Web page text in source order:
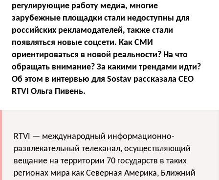
регулирующие работу медиа, многие
зарубежные площадки стали недоступны для
российских рекламодателей, также стали
появляться новые соцсети. Как СМИ
ориентироваться в новой реальности? На что
обращать внимание? За какими трендами идти?
Об этом в интервью для Sostav рассказала CEO
RTVI Ольга Пивень.
RTVI — международный информационно-
развлекательный телеканал, осуществляющий
вещание на территории 70 государств в таких
регионах мира как Северная Америка, Ближний